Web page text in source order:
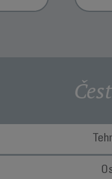
je strujni kabl